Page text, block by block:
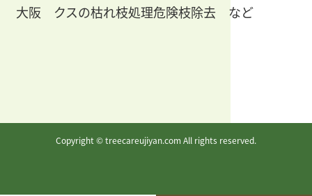
大阪 クスの枯れ枝処理危険枝除去 など
Copyright © treecareujiyan.com All rights reserved.